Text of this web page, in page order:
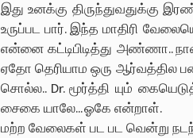
இது உனக்கு திருந்துவதுக்கு
உருப்பட பார். இந்த மாதிரி
என்னை கட்டிபிடித்து அண்ணா..
ஏதோ தெரியாம ஒரு ஆர்வத்தில
சொல்ல.. Dr. மூர்த்தி யும்
சைகை யாலே... ஓகே என்றாள்.
மற்ற வேலைகள் பட பட வென்று